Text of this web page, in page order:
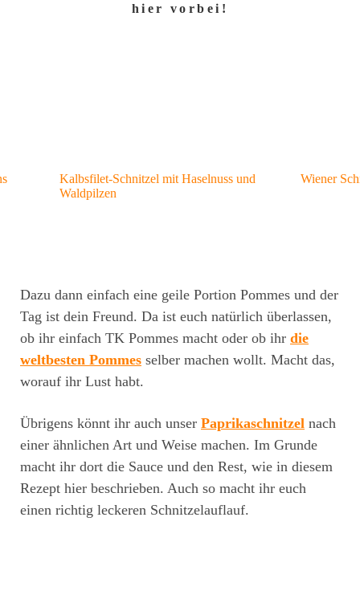
hier vorbei!
Kalbsfilet-Schnitzel mit Haselnuss und
Waldpilzen
Wiener
Dazu dann einfach eine geile Portion Pommes und der
Tag ist dein Freund. Da ist euch natürlich überlassen,
ob ihr einfach TK Pommes macht oder ob ihr die
weltbesten Pommes selber machen wollt. Macht das,
worauf ihr Lust habt.
Übrigens könnt ihr auch unser Paprikaschnitzel nach
einer ähnlichen Art und Weise machen. Im Grunde
macht ihr dort die Sauce und den Rest, wie in diesem
Rezept hier beschrieben. Auch so macht ihr euch
einen richtig leckeren Schnitzelauflauf.